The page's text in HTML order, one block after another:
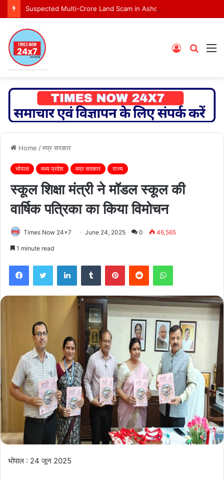
Search
Log
Home /मप्र सरकार
भोपाल मध्य प्रदेश मप्र सरकार राज्य
स्कूल शिक्षा मंत्री ने मॉडल स्कूल की
वार्षिक पत्रिका का किया विमोचन
Times Now 24x7 June 24, 2025 0 46,565
1 minute read
FacebookTwitter LinkedInTumblr PinterestReddit WhatsApp
भोपाल : 24 जून 2025